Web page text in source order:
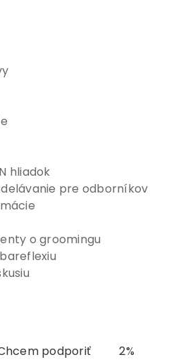
hliadok
pre odborníkov
o groomingu
podporiť
2%